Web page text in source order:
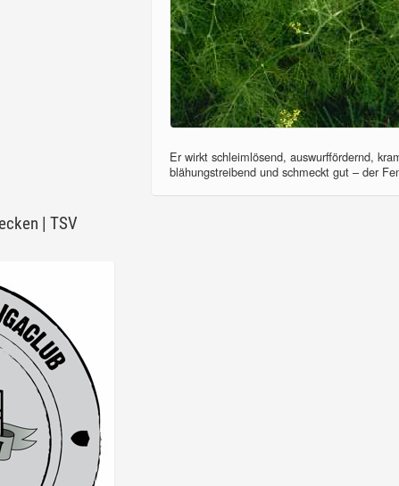
Er wirkt schleimlösend, auswurffördernd,
blähungstreibend und schmeckt gut – der
| TSV